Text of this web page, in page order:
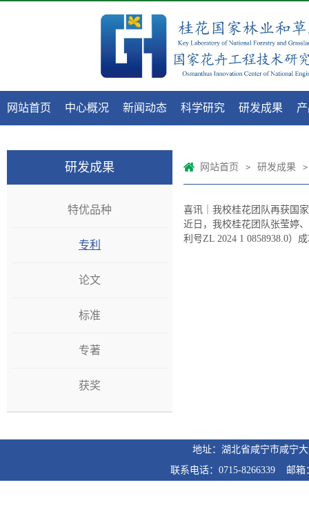
网站首页 中心概况 新闻动态 科学研究 研发成果
研发成果
特优品种
专利
论文
标准
专著
获奖
网站首页 > 研发成果 >
喜讯｜我校桂花团队再获国
近日，我校桂花团队张莹婷
利号ZL 2024 1 0858938.0）
地址：湖北省咸宁市咸宁
联系电话：0715-8266339 邮箱